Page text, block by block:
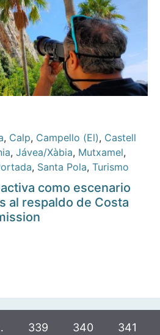
, Calp, Campello (El), Castell
, Jávea/Xàbia, Mutxamel,
, Santa Pola, Turismo
como escenario
al respaldo de Costa
339 340 341